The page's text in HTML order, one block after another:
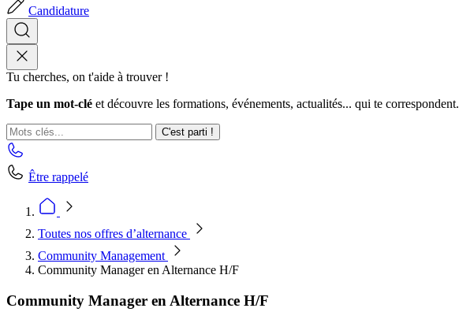
Candidature
Tu cherches, on t'aide à trouver !
Tape un mot-clé et découvre les formations, événements, actualités... qui te correspondent.
C'est parti !
Être rappelé
Toutes nos offres d’alternance
Community Management
Community Manager en Alternance H/F
Community Manager en Alternance H/F